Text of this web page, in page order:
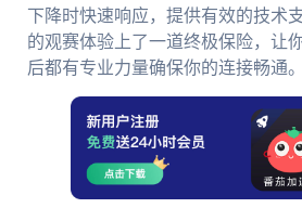
下降时快速响应，提供有效的技术
的观赛体验上了一道终极保险，让
后都有专业力量确保你的连接畅通。